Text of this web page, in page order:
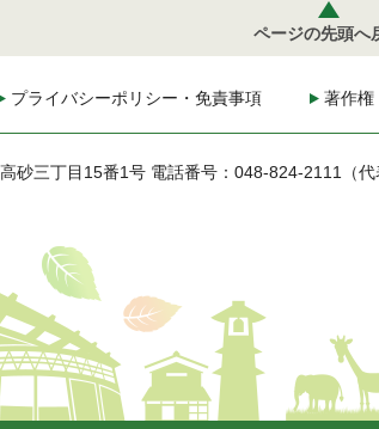
ページの先頭へ
プライバシーポリシー・免責事項 著作権
砂三丁目15番1号 電話番号：048-824-2111（代